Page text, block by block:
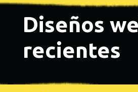
Diseños
recientes